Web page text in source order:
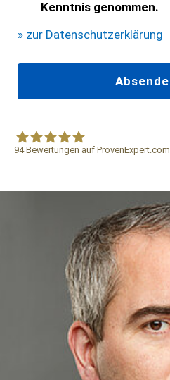
Kenntnis genommen.
» zur Datenschutzerklärung
94Bewertungen auf ProvenExpert.com